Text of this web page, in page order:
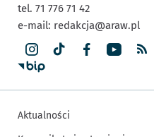
tel. 71 776 71 42
e-mail: redakcja@araw.pl
Aktualności